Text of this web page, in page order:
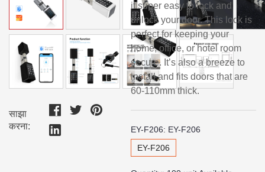
साझा
करना:
it super easy to lock and
unlock your door. This lock is
perfect for keeping your
home, office, or hotel room
secure. It’s also a breeze to
install and fits doors that are
60-110mm thick.
EY-F206: EY-F206
EY-F206